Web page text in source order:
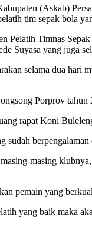
(Askab)
tim sepak bola
Pelatih Timnas
Suyasa yang juga
selama dua hari
Porprov tahun
rapat Koni
masing
pemain yang
yang baik maka